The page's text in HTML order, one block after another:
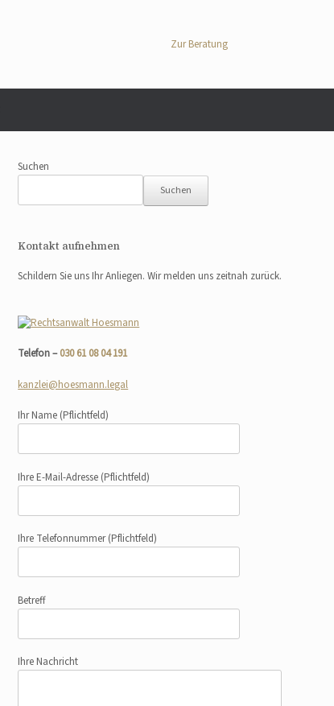
Zur Beratung
Suchen
Suchen
Kontakt aufnehmen
Schildern Sie uns Ihr Anliegen. Wir melden uns zeitnah zurück.
Telefon –030 61 08 04 191
kanzlei@hoesmann.legal
Ihr Name (Pflichtfeld)
Ihre E-Mail-Adresse (Pflichtfeld)
Ihre Telefonnummer(Pflichtfeld)
Betreff
Ihre Nachricht